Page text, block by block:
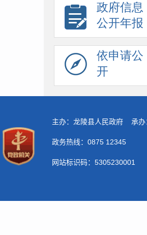
政府信息
公开年报
依申请公
开